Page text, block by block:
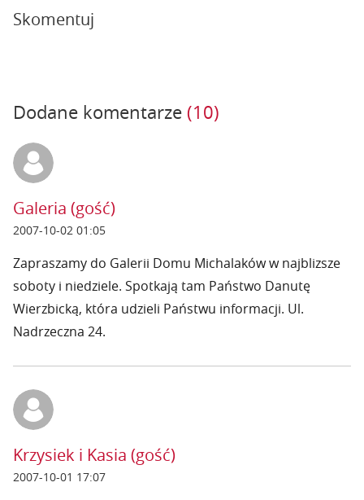
Skomentuj
Dodane komentarze (10)
Galeria (gość)
2007-10-02 01:05
Zapraszamy do Galerii Domu Michalaków w najblizsze
soboty i niedziele. Spotkają tam Państwo Danutę
Wierzbicką, która udzieli Państwu informacji. Ul.
Nadrzeczna 24.
Krzysiek i Kasia (gość)
2007-10-01 17:07